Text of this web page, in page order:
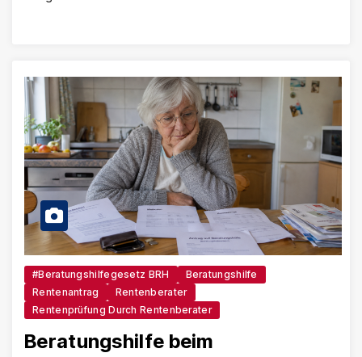
#Beratungshilfegesetz BRH
Beratungshilfe
Rentenantrag
Rentenberater
Rentenprüfung Durch Rentenberater
Beratungshilfe beim